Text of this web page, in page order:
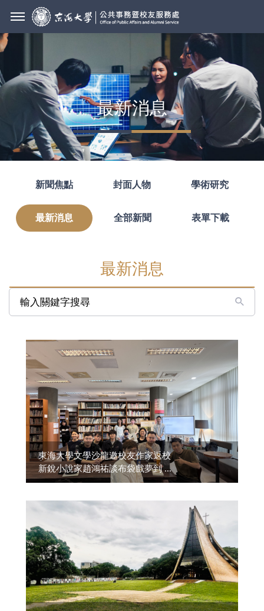
最新消息
新聞焦點 封面人物 學術研究
最新消息 全部新聞 表單下載
最新消息
輸入關鍵字搜尋
東海大學文學沙龍邀校友作家返校
新銳小說家趙鴻祐談布袋戲夢到 ...